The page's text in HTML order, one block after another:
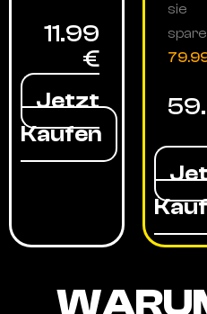
11.99
€
Jetzt
Kaufen
sie